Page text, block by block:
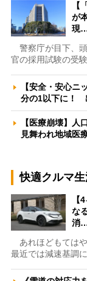
【
が
現
警察庁が目下、
官の採用試験の受
【安全・安心ニ
分の1以下に！
【医療崩壊】人
見舞われ地域
快適クルマ
【
な
消
あれほどもてはや
最近では減速基調